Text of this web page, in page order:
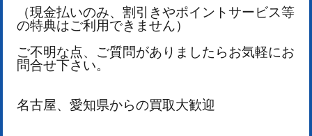
（現金払いのみ、割引きやポイントサービス等
の特典はご利用できません）
ご不明な点、ご質問がありましたらお気軽にお
問合せ下さい。
名古屋、愛知県からの買取大歓迎